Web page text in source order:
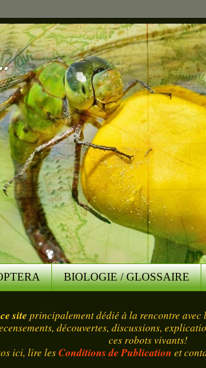
BIOLOGIE / GLOSSAIRE
site principalement dédié à la rencontre
découvertes, discussions,
ces robots vivants!
ici, lire lesConditions de Publication et